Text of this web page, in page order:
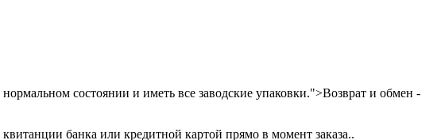
состоянии и иметь все заводские упаковки.">Возврат и обмен -
банка или кредитной картой прямо в момент заказа..